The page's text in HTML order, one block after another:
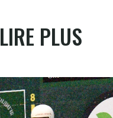
LIRE PLUS